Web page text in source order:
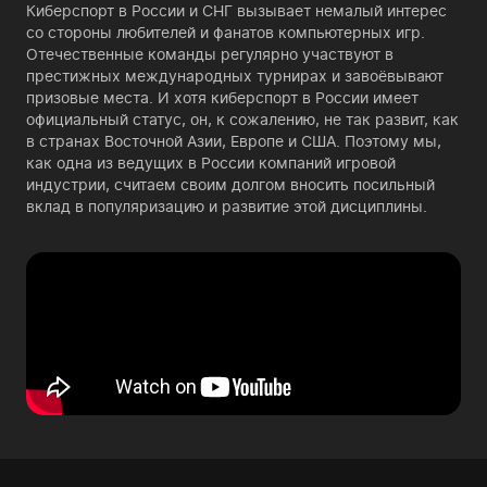
Киберспорт в России и СНГ вызывает немалый интерес
со стороны любителей и фанатов компьютерных игр.
Отечественные команды регулярно участвуют в
престижных международных турнирах и завоёвывают
призовые места. И хотя киберспорт в России имеет
официальный статус, он, к сожалению, не так развит, как
в странах Восточной Азии, Европе и США. Поэтому мы,
как одна из ведущих в России компаний игровой
индустрии, считаем своим долгом вносить посильный
вклад в популяризацию и развитие этой дисциплины.